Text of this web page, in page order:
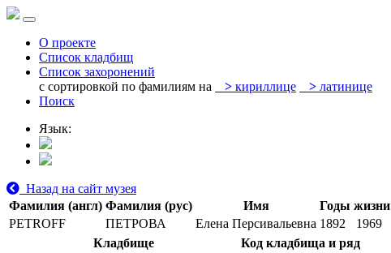
О проекте
Список кладбищ
Список захоронений
с сортировкой по фамилиям на
> кириллице > латинице
Поиск
Язык:
Назад на сайт музея
Фамилия (англ) Фамилия (рус) Имя
Годы жизни
PETROFF
ПЕТРОВА Елена Персивальевна 1892
1969
Кладбище
Код кладбища и ряд